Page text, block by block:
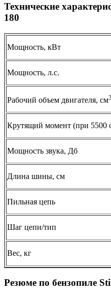
Технические
180
Мощность, кВт
Мощность, л.с.
Рабочий объем двигателя, см3
Крутящий момент (при 5500
Мощность звука, Дб
Длина шины, см
Пильная цепь
Шаг цепи/тип
Вес, кг
Резюме по бензопиле